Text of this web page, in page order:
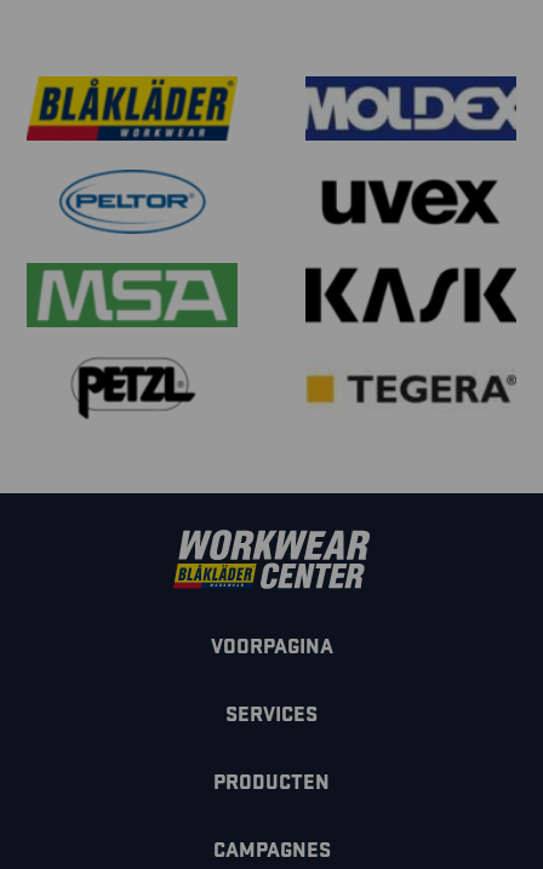
VOORPAGINA
SERVICES
PRODUCTEN
CAMPAGNES